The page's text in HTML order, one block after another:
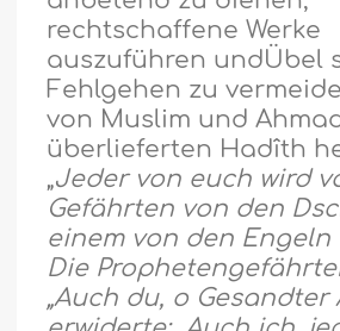
rechtschaffene Werke
auszuführen undÜbel
Fehlgehen zu
von Muslim und
überlieferten Hadîth
„Jeder von euch wird
Gefährten von den
einem von den Engeln
Die
„Auch du, o Gesandter